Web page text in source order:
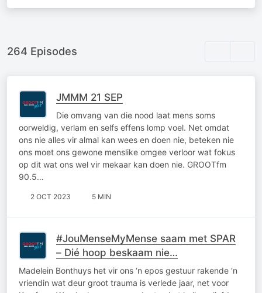
264 Episodes
JMMM 21 SEP
Die omvang van die nood laat mens soms
oorweldig, verlam en selfs effens lomp voel. Net omdat
ons nie alles vir almal kan wees en doen nie, beteken nie
ons moet ons gewone menslike omgee verloor wat fokus
op dit wat ons wel vir mekaar kan doen nie. GROOTfm
90.5…
2 OCT 2023 5 MIN
#JouMenseMyMense saam met SPAR
– Dié hoop beskaam nie…
Madelein Bonthuys het vir ons ‘n epos gestuur rakende ‘n
vriendin wat deur groot trauma is verlede jaar, net voor